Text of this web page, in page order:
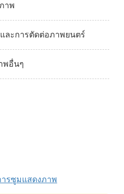
าพ
ละการตัดต่อภาพยนตร์
พอื่นๆ
รซูมแสดงภาพ